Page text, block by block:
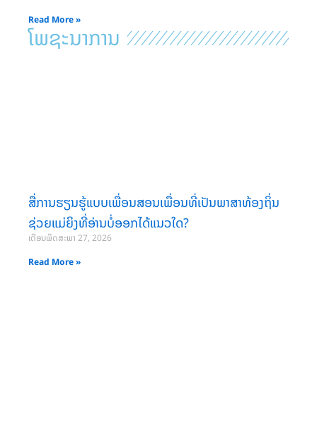
Read More »
ໂພຊະນາການ
ສື່ການຮຽນຮູ້ແບບເພື່ອນສອນເພື່ອນທີ່ເປັນພາສາທ້ອງຖິ່ນ
ຊ່ວຍແມ່ຍິງທີ່ອ່ານບໍ່ອອກໄດ້ແນວໃດ?
ເດືອນພຶດສະພາ 27, 2026
Read More »